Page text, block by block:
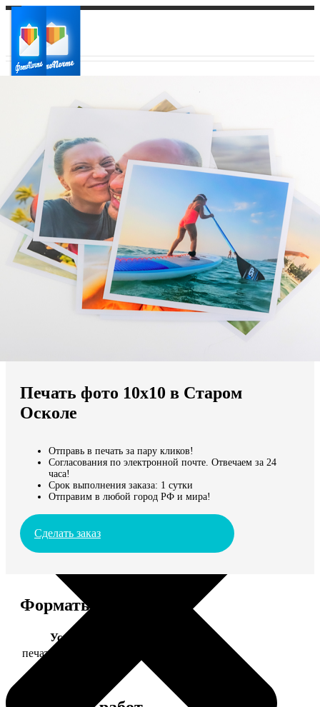
Ваш регион доставки
Выберите из списка:
Мы доставляем по всему миру
Продолжить без города
Печать фото 10х10 в Старом
Осколе
Отправь в печать за пару кликов!
Согласования по электронной почте. Отвечаем за 24
часа!
Срок выполнения заказа: 1 сутки
Отправим в любой город РФ и мира!
Сделать заказ
Форматы и цены
Услуга
печать фото 10х10